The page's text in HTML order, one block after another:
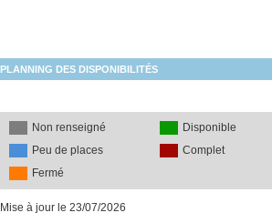
PLANNING DES DISPONIBILITÉS
Non renseigné
Disponible
Peu de places
Complet
Fermé
Mise à jour le 23/07/2026